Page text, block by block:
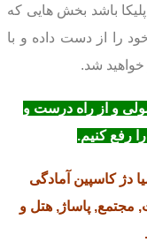
باشد بخش هایی که
از دست داده و با
شد.
و از راه درست و
رفع کنیم.
دژ کاسپین آمادگی
مجتمع, پاساژ, هتل و